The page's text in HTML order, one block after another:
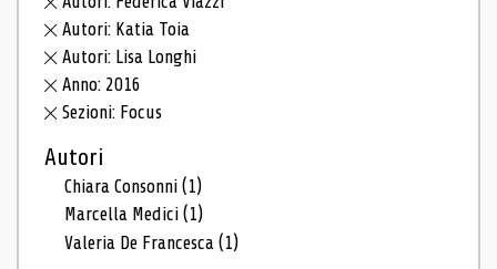
Autori: Katia Toia
Autori: Lisa Longhi
Anno: 2016
Sezioni: Focus
Autori
Chiara Consonni(1)
Marcella Medici(1)
Valeria De Francesca(1)